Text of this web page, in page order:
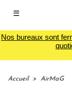
☰
Nos bureaux sont
Accueil > AirMaG